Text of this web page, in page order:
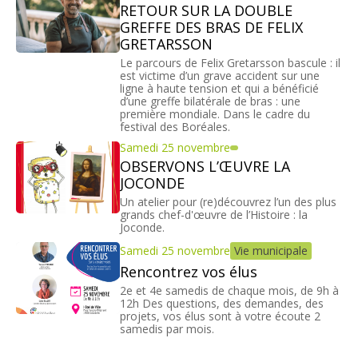
RETOUR SUR LA DOUBLE
GREFFE DES BRAS DE FELIX
GRETARSSON
Le parcours de Felix Gretarsson bascule : il
est victime d’un grave accident sur une
ligne à haute tension et qui a bénéficié
d’une greffe bilatérale de bras : une
première mondiale. Dans le cadre du
festival des Boréales.
Samedi 25 novembre
OBSERVONS L’ŒUVRE LA
JOCONDE
Un atelier pour (re)découvrez l’un des plus
grands chef-d'œuvre de l’Histoire : la
Joconde.
Samedi 25 novembre Vie municipale
Rencontrez vos élus
2e et 4e samedis de chaque mois, de 9h à
12h Des questions, des demandes, des
projets, vos élus sont à votre écoute 2
samedis par mois.